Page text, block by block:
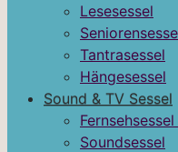
Lesesessel
Tantrasessel
Hängesessel
Sound & TV Sessel
Soundsessel